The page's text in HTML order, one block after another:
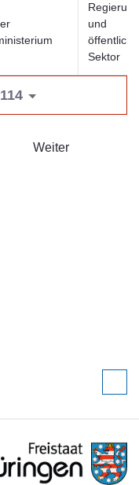
Regierung
und
Sektor
Weiter